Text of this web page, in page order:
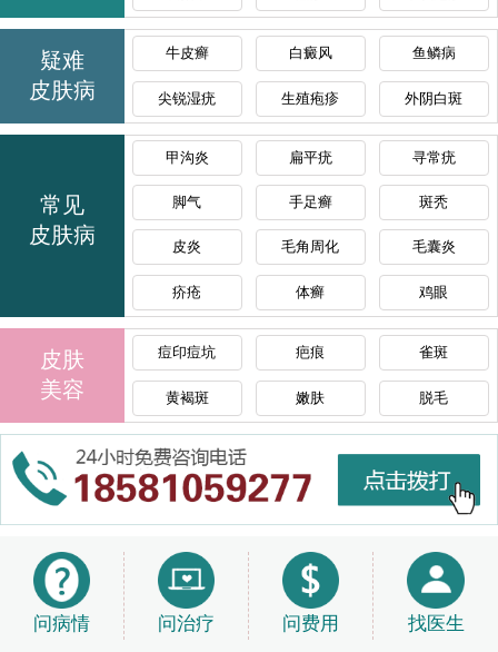
疑难
皮肤病
牛皮癣 白癜风 鱼鳞病
尖锐湿疣 生殖疱疹 外阴白斑
常见
皮肤病
甲沟炎 扁平疣 寻常疣
脚气 手足癣 斑秃
皮炎 毛角周化 毛囊炎
疥疮 体癣 鸡眼
皮肤
美容
痘印痘坑 疤痕 雀斑
黄褐斑 嫩肤 脱毛
问病情 问治疗 问费用 找医生